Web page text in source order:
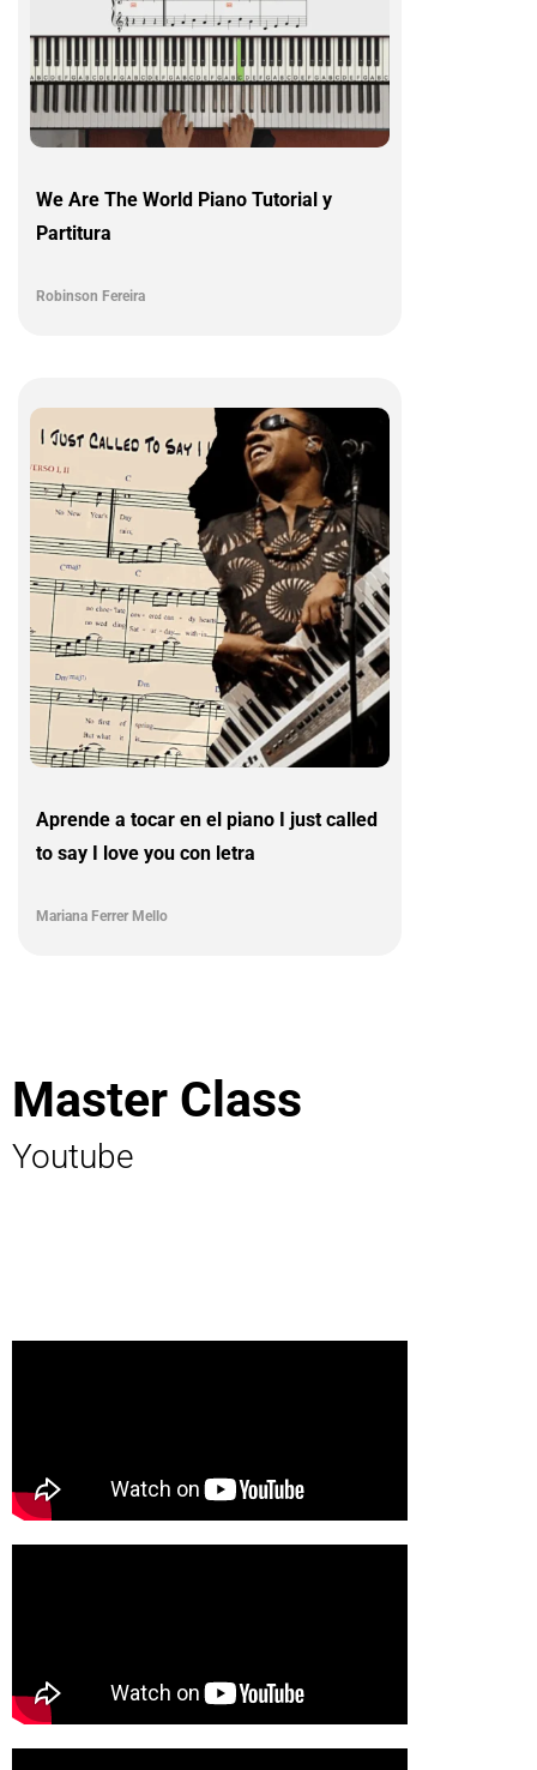
We Are The World Piano Tutorial y
Partitura
Robinson Fereira
Aprende a tocar en el piano I just called
to say I love you con letra
Mariana Ferrer Mello
Master Class
Youtube